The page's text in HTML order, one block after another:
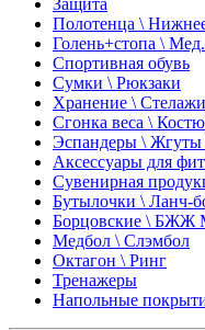
Защита
Полотенца \
Голень+стопа \
Спортивная обувь
Сумки \ Рюкзаки
Хранение \ Стелажи
Сгонка веса \
Эспандеры \ Жгуты
Аксессуары для
Сувенирная
Бутылочки \ Ланч-
Борцовские \ БЖЖ
Медбол \ Слэмбол
Октагон \ Ринг
Тренажеры
Напольные